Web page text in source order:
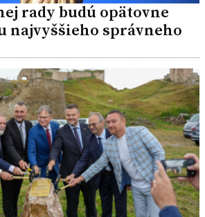
rady budú opätovne
najvyššieho správneho